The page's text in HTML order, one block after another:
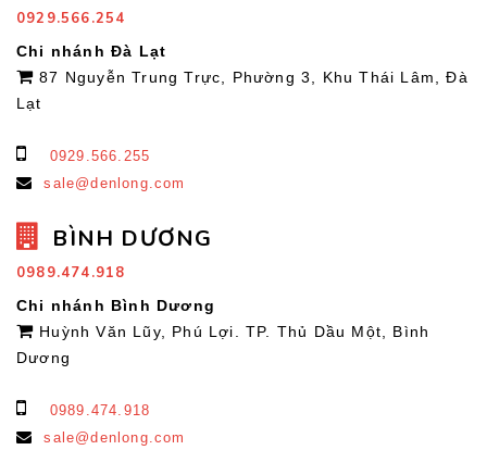
0929.566.254
Chi nhánh Đà Lạt
87 Nguyễn Trung Trực, Phường 3, Khu Thái Lâm, Đà
Lạt
0929.566.255
sale@denlong.com
BÌNH DƯƠNG
0989.474.918
Chi nhánh Bình Dương
Huỳnh Văn Lũy, Phú Lợi. TP. Thủ Dầu Một, Bình
Dương
0989.474.918
sale@denlong.com